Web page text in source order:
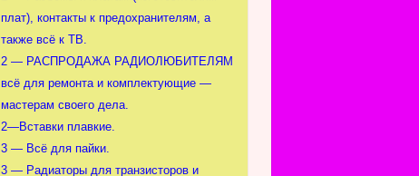
плат), контакты к предохранителям, а
также всё к ТВ.
2 — РАСПРОДАЖА РАДИОЛЮБИТЕЛЯМ
всё для ремонта и комплектующие —
мастерам своего дела.
2—Вставки плавкие.
3 — Всё для пайки.
3 — Радиаторы для транзисторов и